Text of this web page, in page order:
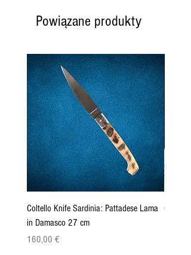
Powiązane produkty
Coltello Knife Sardinia: Pattadese Lama
in Damasco 27 cm
Cena
160,00 €